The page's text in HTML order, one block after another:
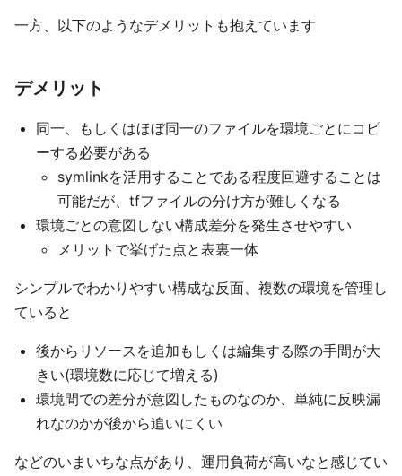
一方、以下のようなデメリットも抱えています
デメリット
同一、もしくはほぼ同一のファイルを環境ごとにコピ
ーする必要がある
symlinkを活用することである程度回避することは
可能だが、tfファイルの分け方が難しくなる
環境ごとの意図しない構成差分を発生させやすい
メリットで挙げた点と表裏一体
シンプルでわかりやすい構成な反面、複数の環境を管理し
ていると
後からリソースを追加もしくは編集する際の手間が大
きい(環境数に応じて増える)
環境間での差分が意図したものなのか、単純に反映漏
れなのかが後から追いにくい
などのいまいちな点があり、運用負荷が高いなと感じてい